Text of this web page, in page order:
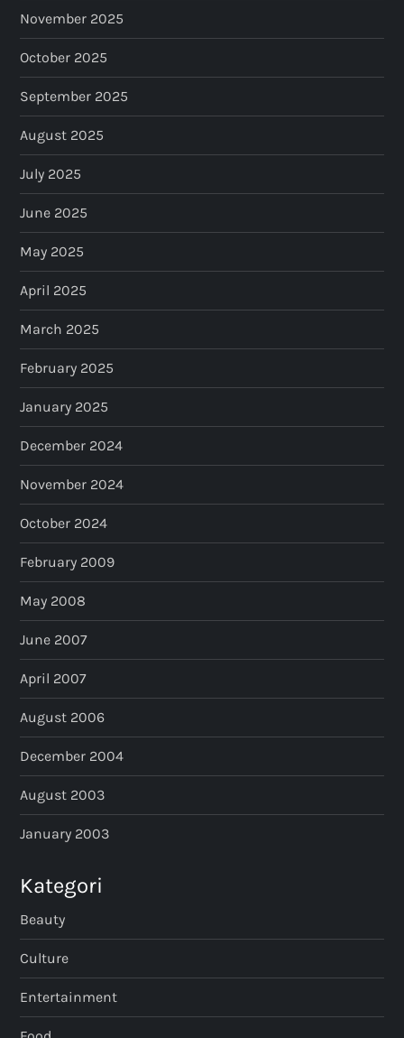
November 2025
October 2025
September 2025
August 2025
July 2025
June 2025
May 2025
April 2025
March 2025
February 2025
January 2025
December 2024
November 2024
October 2024
February 2009
May 2008
June 2007
April 2007
August 2006
December 2004
August 2003
January 2003
Kategori
Beauty
Culture
Entertainment